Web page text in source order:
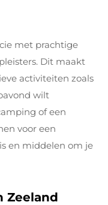
met prachtige
Dit maakt
activiteiten zoals
wilt
of een
voor een
en middelen om je
Zeeland